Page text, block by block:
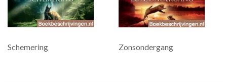
Schemering Zonsondergang